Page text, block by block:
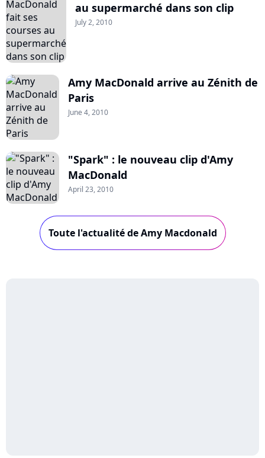
au supermarché dans son clip
July 2, 2010
Amy MacDonald arrive au Zénith de
Paris
June 4, 2010
"Spark" : le nouveau clip d'Amy
MacDonald
April 23, 2010
Toute l'actualité de Amy Macdonald